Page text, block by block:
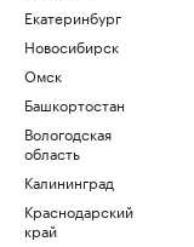
Екатеринбург
Новосибирск
Омск
Башкортостан
Вологодская
область
Калининград
Краснодарский
край